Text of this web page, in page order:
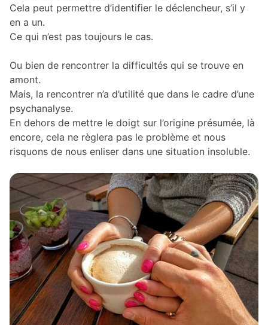
Cela peut permettre d’identifier le déclencheur, s’il y
en a un.
Ce qui n’est pas toujours le cas.
Ou bien de rencontrer la difficultés qui se trouve en
amont.
Mais, la rencontrer n’a d’utilité que dans le cadre d’une
psychanalyse.
En dehors de mettre le doigt sur l’origine présumée, là
encore, cela ne règlera pas le problème et nous
risquons de nous enliser dans une situation insoluble.